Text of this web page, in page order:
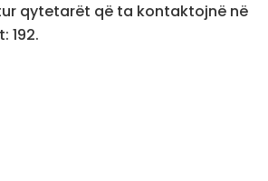
qytetarët që ta kontaktojnë në
192.